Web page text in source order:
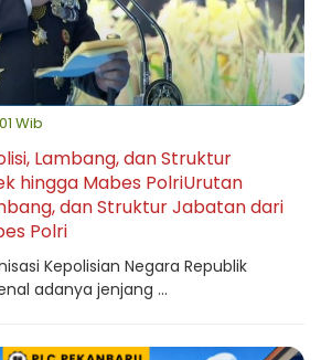
Wib
Lambang, dan Struktur
hingga Mabes PolriUrutan
dan Struktur Jabatan dari
Polri
Kepolisian Negara Republik
adanya jenjang ...